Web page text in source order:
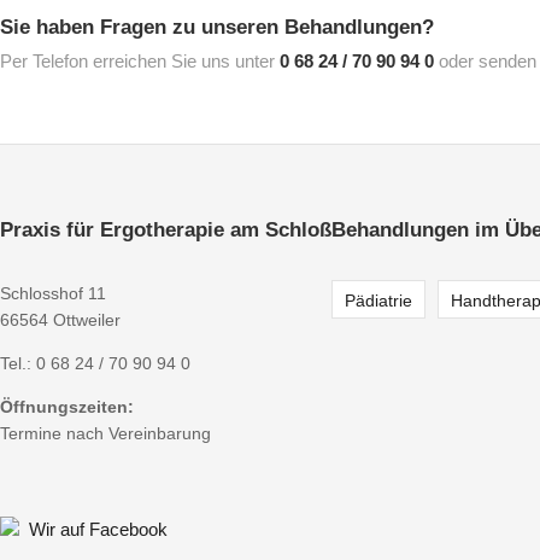
Sie haben Fragen zu unseren Behandlungen?
Per Telefon erreichen Sie uns unter 0 68 24 / 70 90 94 0 oder
Praxis für Ergotherapie am Schloß
Schlosshof 11
66564 Ottweiler
Tel.: 0 68 24 / 70 90 94 0
Öffnungszeiten:
Termine nach Vereinbarung
Wir auf Facebook
Behandlungen im
Pädiatrie